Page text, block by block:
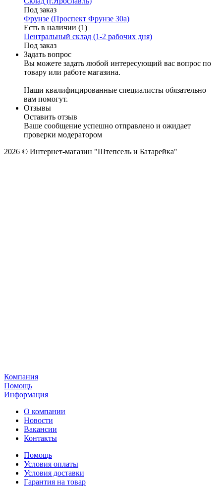
Под заказ
Фрунзе (Проспект Фрунзе 30а)
Есть в наличии (1)
Центральный склад (1-2 рабочих дня)
Под заказ
Задать вопрос
Вы можете задать любой интересующий вас вопрос по
товару или работе магазина.
Наши квалифицированные специалисты обязательно
вам помогут.
Отзывы
Оставить отзыв
Ваше сообщение успешно отправлено и ожидает
проверки модератором
2026 © Интернет-магазин "Штепсель и Батарейка"
Компания
Помощь
Информация
О компании
Новости
Вакансии
Контакты
Помощь
Условия оплаты
Условия доставки
Гарантия на товар